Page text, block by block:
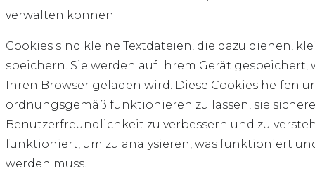
verwalten können.
Cookies sind kleine Textdateien, die dazu dienen,
speichern. Sie werden auf Ihrem Gerät gespeichert,
Ihren Browser geladen wird. Diese Cookies helfen
ordnungsgemäß funktionieren zu lassen, sie
Benutzerfreundlichkeit zu verbessern und zu
funktioniert, um zu analysieren, was funktioniert
werden muss.